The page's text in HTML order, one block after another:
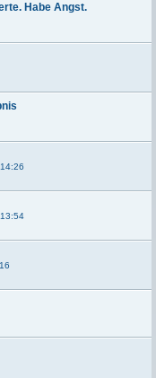
Habe Angst.